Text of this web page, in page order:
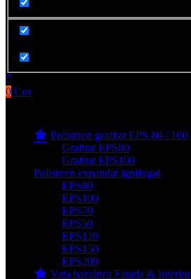
0 Cos
Polistiren grafitat EPS 80 / 100
Grafitat EPS80
Grafitat EPS100
Polistiren expandat ignifugat
EPS80
EPS100
EPS70
EPS50
EPS120
EPS150
EPS200
Vata bazaltica Fatada & Interior